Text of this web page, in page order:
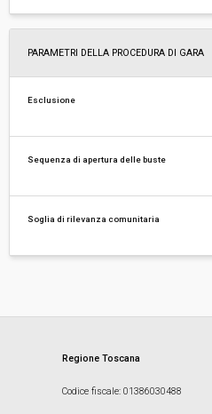
PARAMETRI DELLA PROCEDURA DI GARA
Esclusione
Sequenza di apertura delle buste
Soglia di rilevanza comunitaria
Regione Toscana
Codice fiscale: 01386030488